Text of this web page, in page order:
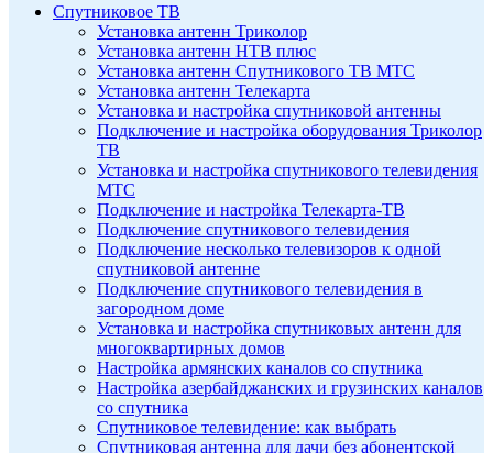
Спутниковое ТВ
Установка антенн Триколор
Установка антенн НТВ плюс
Установка антенн Спутникового ТВ МТС
Установка антенн Телекарта
Установка и настройка спутниковой антенны
Подключение и настройка оборудования Триколор
ТВ
Установка и настройка спутникового телевидения
МТС
Подключение и настройка Телекарта-ТВ
Подключение спутникового телевидения
Подключение несколько телевизоров к одной
спутниковой антенне
Подключение спутникового телевидения в
загородном доме
Установка и настройка спутниковых антенн для
многоквартирных домов
Настройка армянских каналов со спутника
Настройка азербайджанских и грузинских каналов
со спутника
Спутниковое телевидение: как выбрать
Спутниковая антенна для дачи без абонентской